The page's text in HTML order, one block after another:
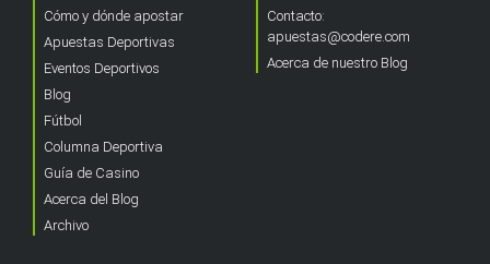
Cómo y dónde apostar
Apuestas Deportivas
Eventos Deportivos
Blog
Fútbol
Columna Deportiva
Guía de Casino
Acerca del Blog
Archivo
Contacto:
apuestas@codere.com
Acerca de nuestro Blog